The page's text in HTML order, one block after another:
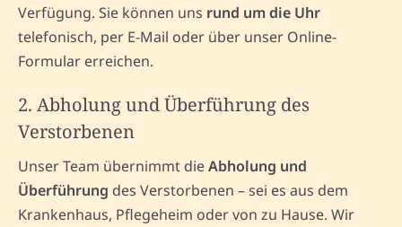
Verfügung. Sie können uns rund um die Uhr
telefonisch, per E-Mail oder über unser Online-
Formular erreichen.
2. Abholung und Überführung des
Verstorbenen
Unser Team übernimmt dieAbholung und
Überführung des Verstorbenen – sei es aus dem
Krankenhaus, Pflegeheim oder von zu Hause. Wir